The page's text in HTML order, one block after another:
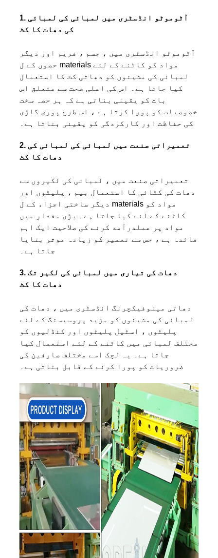
1. آٹوموٹو انڈسٹری میں لمبائی کی لمبائی
کی دھات کا کٹ
آٹوموٹو انڈسٹری میں ، جسم ، فریم اور دیگر
حصوں کے ل materials مواد کو کاٹنے کے لئے
لمبائی کی مشینوں کو دھاتی کٹ کا استعمال
کیا جاتا ہے۔ اس کی اعلی صحت سے متعلق اس
بات کو یقینی بناتی ہے کہ ہر حصہ سخت
خصوصیات کو پورا کرتا ہے ، اس طرح پوری گاڑی
کی حفاظت اور کارکردگی کو یقینی بناتا ہے۔
2. تعمیراتی صنعت میں لمبائی کی لمبائی کی
دھات کا کٹ
تعمیراتی صنعت میں ، لمبائی کی لکیروں سے
دھات کی کٹائی کا استعمال بیم ، پلیٹوں اور
دیگر ساختی اجزاء کے ل materials مواد کو
کاٹنے کے لئے کیا جاتا ہے۔ بڑی مقدار میں
مواد پر عملدرآمد کرنے کی صلاحیت ایک اہم
فائدہ ہے ، جس سے تعمیر کو زیادہ موثر بنایا
جاتا ہے۔
3. دھات کی تیاری میں لمبائی کی لکیر تک
دھات کا کٹ
دھاتی مینوفیکچرنگ انڈسٹری میں ، دھات کی
لمبائی کی مشینوں کو مزید پروسیسنگ کے لئے
پلیٹوں ، اسٹیل پلیٹوں اور کنڈلیوں کو
مختلف لمبائی میں کاٹنے کے لئے استعمال کیا
جاتا ہے۔ یہ لچک اسے مختلف صارفین کی
ضروریات کو پورا کرنے کے قابل بناتی ہے۔